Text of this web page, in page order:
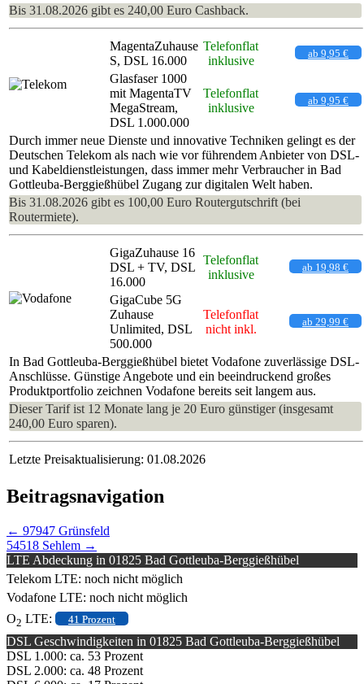
Bis 31.08.2026 gibt es 240,00 Euro Cashback.
MagentaZuhause
S, DSL 16.000
Telefonflat
inklusive
ab 9,95 €
Glasfaser 1000
mit MagentaTV
MegaStream,
DSL 1.000.000
Telefonflat
inklusive
ab 9,95 €
Durch immer neue Dienste und innovative Techniken gelingt es der
Deutschen Telekom als nach wie vor führendem Anbieter von DSL-
und Kabeldienstleistungen, dass immer mehr Verbraucher in Bad
Gottleuba-Berggießhübel Zugang zur digitalen Welt haben.
Bis 31.08.2026 gibt es 100,00 Euro Routergutschrift (bei
Routermiete).
GigaZuhause 16
DSL + TV, DSL
16.000
Telefonflat
inklusive
ab 19,98 €
GigaCube 5G
Zuhause
Unlimited, DSL
500.000
Telefonflat
nicht inkl.
ab 29,99 €
In Bad Gottleuba-Berggießhübel bietet Vodafone zuverlässige DSL-
Anschlüsse. Günstige Angebote und ein beeindruckend großes
Produktportfolio zeichnen Vodafone bereits seit langem aus.
Dieser Tarif ist 12 Monate lang je 20 Euro günstiger (insgesamt
240,00 Euro sparen).
Letzte Preisaktualisierung: 01.08.2026
Beitragsnavigation
← 97947 Grünsfeld
54518 Sehlem →
LTE Abdeckung in 01825 Bad Gottleuba-Berggießhübel
Telekom LTE: noch nicht möglich
Vodafone LTE: noch nicht möglich
O2 LTE: 41 Prozent
DSL Geschwindigkeiten in 01825 Bad Gottleuba-Berggießhübel
DSL 1.000: ca. 53 Prozent
DSL 2.000: ca. 48 Prozent